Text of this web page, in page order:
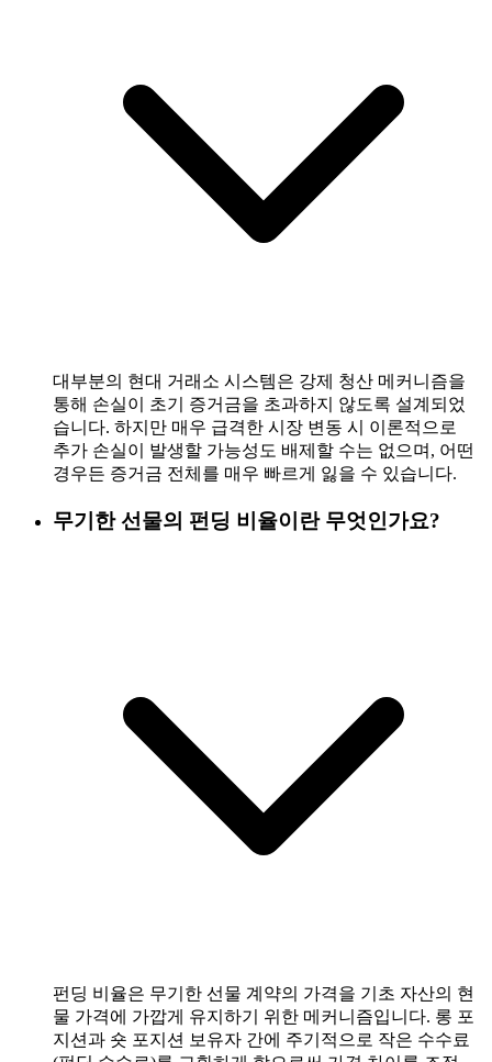
대부분의 현대 거래소 시스템은 강제 청산 메커니즘을
통해 손실이 초기 증거금을 초과하지 않도록 설계되었
습니다. 하지만 매우 급격한 시장 변동 시 이론적으로
추가 손실이 발생할 가능성도 배제할 수는 없으며, 어떤
경우든 증거금 전체를 매우 빠르게 잃을 수 있습니다.
무기한 선물의 펀딩 비율이란 무엇인가요?
펀딩 비율은 무기한 선물 계약의 가격을 기초 자산의 현
물 가격에 가깝게 유지하기 위한 메커니즘입니다. 롱 포
지션과 숏 포지션 보유자 간에 주기적으로 작은 수수료